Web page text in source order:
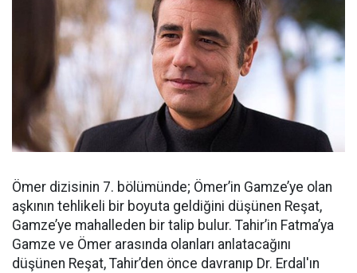
Ömer dizisinin 7. bölümünde; Ömer’in Gamze’ye olan
aşkının tehlikeli bir boyuta geldiğini düşünen Reşat,
Gamze’ye mahalleden bir talip bulur. Tahir’in Fatma’ya
Gamze ve Ömer arasında olanları anlatacağını
düşünen Reşat, Tahir’den önce davranıp Dr. Erdal'ın